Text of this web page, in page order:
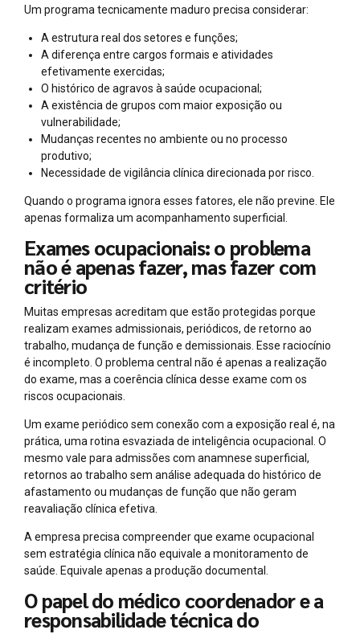
Um programa tecnicamente maduro precisa considerar:
A estrutura real dos setores e funções;
A diferença entre cargos formais e atividades
efetivamente exercidas;
O histórico de agravos à saúde ocupacional;
A existência de grupos com maior exposição ou
vulnerabilidade;
Mudanças recentes no ambiente ou no processo
produtivo;
Necessidade de vigilância clínica direcionada por risco.
Quando o programa ignora esses fatores, ele não previne. Ele
apenas formaliza um acompanhamento superficial.
Exames ocupacionais: o problema
não é apenas fazer, mas fazer com
critério
Muitas empresas acreditam que estão protegidas porque
realizam exames admissionais, periódicos, de retorno ao
trabalho, mudança de função e demissionais. Esse raciocínio
é incompleto. O problema central não é apenas a realização
do exame, mas a coerência clínica desse exame com os
riscos ocupacionais.
Um exame periódico sem conexão com a exposição real é, na
prática, uma rotina esvaziada de inteligência ocupacional. O
mesmo vale para admissões com anamnese superficial,
retornos ao trabalho sem análise adequada do histórico de
afastamento ou mudanças de função que não geram
reavaliação clínica efetiva.
A empresa precisa compreender que exame ocupacional
sem estratégia clínica não equivale a monitoramento de
saúde. Equivale apenas a produção documental.
O papel do médico coordenador e a
responsabilidade técnica do